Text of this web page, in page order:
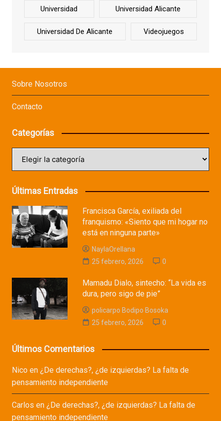
Universidad Universidad Alicante
Universidad De Alicante Videojuegos
Sobre Nosotros
Contacto
Categorías
Últimas Entradas
Francisca García, exiliada del
franquismo: «Siento que mi hogar no
está en ninguna parte»
NaylaOrellana
25 febrero, 2026
0
Mamadu Dialo, sintecho: “La vida es
dura, pero sigo de pie”
policarpo Bodipo Bosoka
25 febrero, 2026
0
Últimos Comentarios
Nicoen ¿De derechas?, ¿de izquierdas? La falta de
pensamiento independiente
Carlos en ¿De derechas?, ¿de izquierdas? La falta de
pensamiento independiente